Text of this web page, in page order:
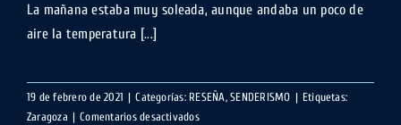
La mañana estaba muy soleada, aunque andaba un poco de
aire la temperatura [...]
19 de febrero de 2021 | Categorías: RESEÑA,SENDERISMO | Etiquetas:
Zaragoza | Comentarios desactivadosen